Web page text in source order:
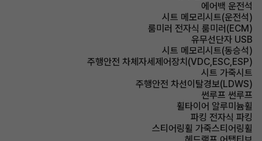
에어백 운전석
시트 메모리시트(운전석)
룸미러 전자식 룸미러(ECM)
유무선단자 USB
시트 메모리시트(동승석)
주행안전 차체자세제어장치(VDC,ESC,ESP)
시트 가죽시트
주행안전 차선이탈경보(LDWS)
썬루프 썬루프
휠타이어 알루미늄휠
파킹 전자식 파킹
스티어링휠 가죽스티어링휠